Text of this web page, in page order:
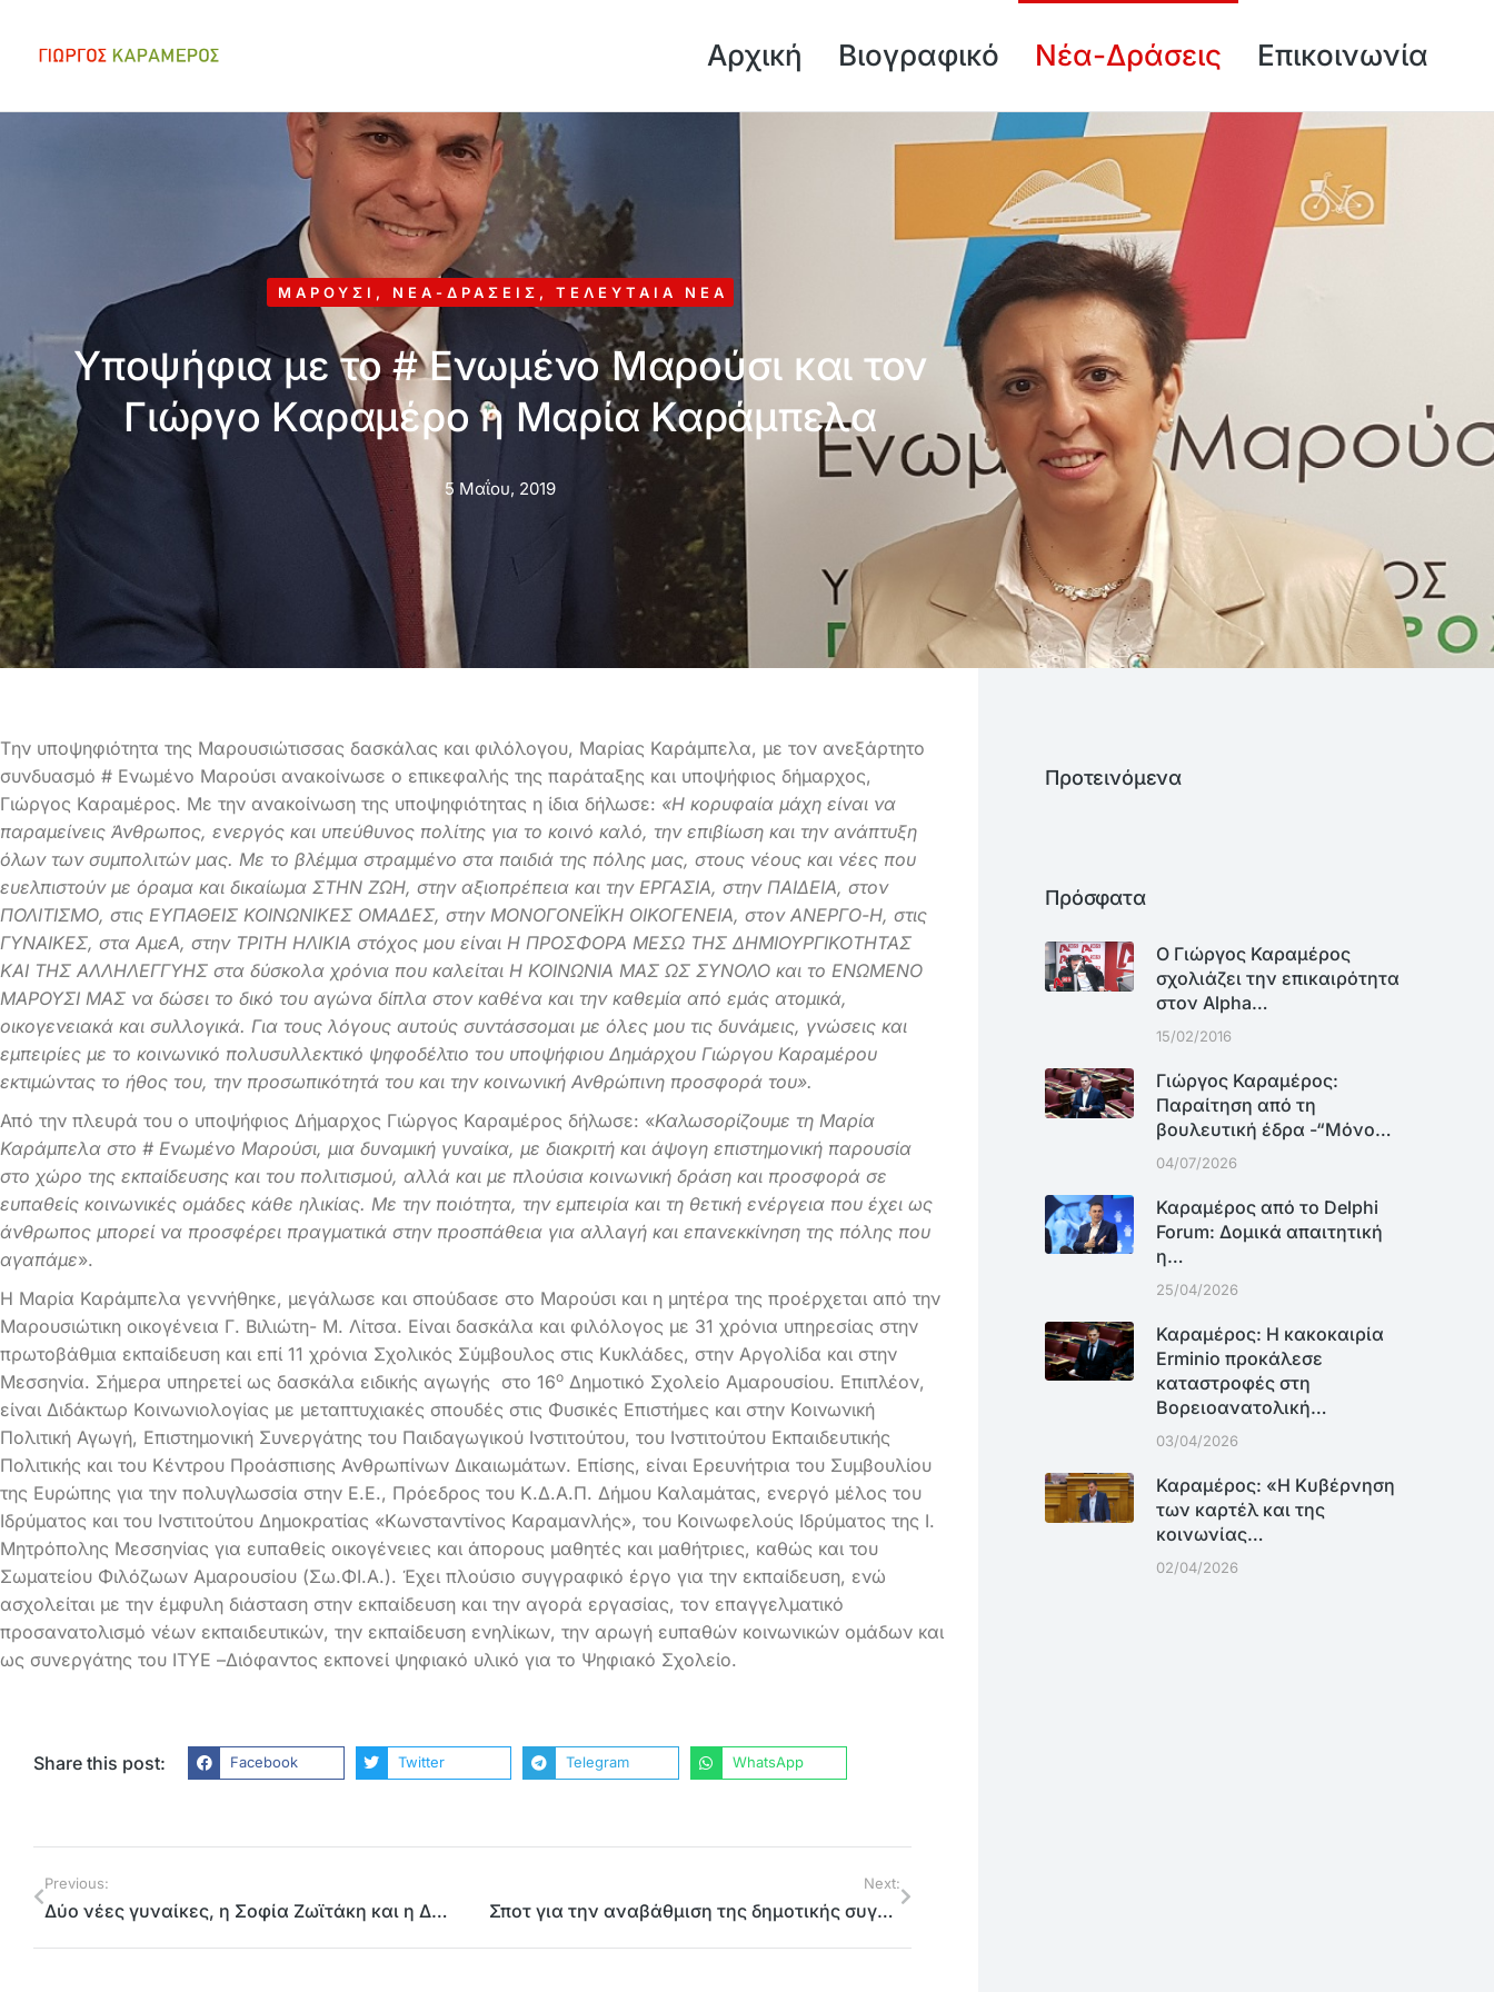
Αρχική Βιογραφικό Νέα-Δράσεις Επικοινωνία
ΜΑΡΟΎΣΙ , ΝΈΑ-ΔΡΆΣΕΙΣ , ΤΕΛΕΥΤΑΊΑ ΝΈΑ
Υποψήφια με το # Ενωμένο Μαρούσι και τον
Γιώργο Καραμέρο η Μαρία Καράμπελα
5 Μαΐου, 2019
Tην υποψηφιότητα της Μαρουσιώτισσας δασκάλας και φιλόλογου, Μαρίας Καράμπελα, με τον ανεξάρτητο
συνδυασμό # Ενωμένο Μαρούσι ανακοίνωσε ο επικεφαλής της παράταξης και υποψήφιος δήμαρχος,
Γιώργος Καραμέρος. Με την ανακοίνωση της υποψηφιότητας η ίδια δήλωσε: «Η κορυφαία μάχη είναι να
παραμείνεις Άνθρωπος, ενεργός και υπεύθυνος πολίτης για το κοινό καλό, την επιβίωση και την ανάπτυξη
όλων των συμπολιτών μας. Με το βλέμμα στραμμένο στα παιδιά της πόλης μας, στους νέους και νέες που
ευελπιστούν με όραμα και δικαίωμα ΣΤΗΝ ΖΩΗ, στην αξιοπρέπεια και την ΕΡΓΑΣΙΑ, στην ΠΑΙΔΕΙΑ, στον
ΠΟΛΙΤΙΣΜΟ, στις ΕΥΠΑΘΕΙΣ ΚΟΙΝΩΝΙΚΕΣ ΟΜΑΔΕΣ, στην ΜΟΝΟΓΟΝΕΪΚΗ ΟΙΚΟΓΕΝΕΙΑ, στον ΑΝΕΡΓΟ-Η, στις
ΓΥΝΑΙΚΕΣ, στα ΑμεΑ, στην ΤΡΙΤΗ ΗΛΙΚΙΑ στόχος μου είναι Η ΠΡΟΣΦΟΡΑ ΜΕΣΩ ΤΗΣ ΔΗΜΙΟΥΡΓΙΚΟΤΗΤΑΣ
ΚΑΙ ΤΗΣ ΑΛΛΗΛΕΓΓΥΗΣ στα δύσκολα χρόνια που καλείται Η ΚΟΙΝΩΝΙΑ ΜΑΣ ΩΣ ΣΥΝΟΛΟ και το ΕΝΩΜΕΝΟ
ΜΑΡΟΥΣΙ ΜΑΣ να δώσει το δικό του αγώνα δίπλα στον καθένα και την καθεμία από εμάς ατομικά,
οικογενειακά και συλλογικά. Για τους λόγους αυτούς συντάσσομαι με όλες μου τις δυνάμεις, γνώσεις και
εμπειρίες με το κοινωνικό πολυσυλλεκτικό ψηφοδέλτιο του υποψήφιου Δημάρχου Γιώργου Καραμέρου
εκτιμώντας το ήθος του, την προσωπικότητά του και την κοινωνική Ανθρώπινη προσφορά του».
Από την πλευρά του ο υποψήφιος Δήμαρχος Γιώργος Καραμέρος δήλωσε: «Καλωσορίζουμε τη Μαρία
Καράμπελα στο # Ενωμένο Μαρούσι, μια δυναμική γυναίκα, με διακριτή και άψογη επιστημονική παρουσία
στο χώρο της εκπαίδευσης και του πολιτισμού, αλλά και με πλούσια κοινωνική δράση και προσφορά σε
ευπαθείς κοινωνικές ομάδες κάθε ηλικίας. Με την ποιότητα, την εμπειρία και τη θετική ενέργεια που έχει ως
άνθρωπος μπορεί να προσφέρει πραγματικά στην προσπάθεια για αλλαγή και επανεκκίνηση της πόλης που
αγαπάμε».
Η Μαρία Καράμπελα γεννήθηκε, μεγάλωσε και σπούδασε στο Μαρούσι και η μητέρα της προέρχεται από την
Μαρουσιώτικη οικογένεια Γ. Βιλιώτη- Μ. Λίτσα. Είναι δασκάλα και φιλόλογος με 31 χρόνια υπηρεσίας στην
πρωτοβάθμια εκπαίδευση και επί 11 χρόνια Σχολικός Σύμβουλος στις Κυκλάδες, στην Αργολίδα και στην
Μεσσηνία. Σήμερα υπηρετεί ως δασκάλα ειδικής αγωγής στο 16ο Δημοτικό Σχολείο Αμαρουσίου. Επιπλέον,
είναι Διδάκτωρ Κοινωνιολογίας με μεταπτυχιακές σπουδές στις Φυσικές Επιστήμες και στην Κοινωνική
Πολιτική Αγωγή, Επιστημονική Συνεργάτης του Παιδαγωγικού Ινστιτούτου, του Ινστιτούτου Εκπαιδευτικής
Πολιτικής και του Κέντρου Προάσπισης Ανθρωπίνων Δικαιωμάτων. Επίσης, είναι Ερευνήτρια του Συμβουλίου
της Ευρώπης για την πολυγλωσσία στην Ε.Ε., Πρόεδρος του Κ.Δ.Α.Π. Δήμου Καλαμάτας, ενεργό μέλος του
Ιδρύματος και του Ινστιτούτου Δημοκρατίας «Κωνσταντίνος Καραμανλής», του Κοινωφελούς Ιδρύματος της Ι.
Μητρόπολης Μεσσηνίας για ευπαθείς οικογένειες και άπορους μαθητές και μαθήτριες, καθώς και του
Σωματείου Φιλόζωων Αμαρουσίου (Σω.ΦΙ.Α.). Έχει πλούσιο συγγραφικό έργο για την εκπαίδευση, ενώ
ασχολείται με την έμφυλη διάσταση στην εκπαίδευση και την αγορά εργασίας, τον επαγγελματικό
προσανατολισμό νέων εκπαιδευτικών, την εκπαίδευση ενηλίκων, την αρωγή ευπαθών κοινωνικών ομάδων και
ως συνεργάτης του ΙΤΥΕ –Διόφαντος εκπονεί ψηφιακό υλικό για το Ψηφιακό Σχολείο.
Share this post: Facebook Twitter Telegram WhatsApp
Previous:
Δύο νέες γυναίκες, η Σοφία Ζωϊτάκη και η Δέσποινα Τασιοπούλου υποψήφιες με το # Ενωμένο Μαρούσι και τον Γιώργο Καραμέρο
Next:
Σποτ για την αναβάθμιση της δημοτικής συγκοινωνίας από το # Ενωμένο Μαρούσι και τον Γιώργο Καραμέρο
Προτεινόμενα
Πρόσφατα
Ο Γιώργος Καραμέρος
σχολιάζει την επικαιρότητα
στον Alpha…
15/02/2016
Γιώργος Καραμέρος:
Παραίτηση από τη
βουλευτική έδρα -“Μόνο…
04/07/2026
Καραμέρος από το Delphi
Forum: Δομικά απαιτητική
η…
25/04/2026
Καραμέρος: Η κακοκαιρία
Erminio προκάλεσε
καταστροφές στη
Βορειοανατολική…
03/04/2026
Καραμέρος: «Η Κυβέρνηση
των καρτέλ και της
κοινωνίας…
02/04/2026